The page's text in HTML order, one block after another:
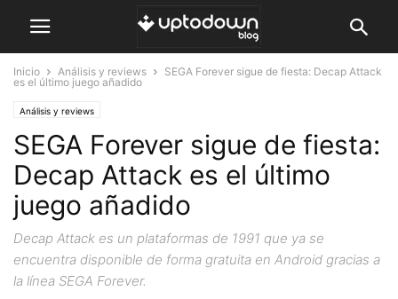
Inicio Análisis y reviews
SEGA Forever sigue de fiesta: Decap Attack
es el último juego añadido
Análisis y reviews
SEGA Forever sigue de fiesta:
Decap Attack es el último
juego añadido
Decap Attack es un plataformas de 1991 que ya se
encuentra disponible de forma gratuita en Android gracias a
la línea SEGA Forever.